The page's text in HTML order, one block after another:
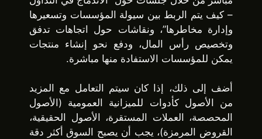
– كيف يتم الربط بين سيولة المؤسسات وتسعيرها
وإدارة مخاطرها”، ونقاشات حول اتجاهات تدفق
وتخصيص رأس المال، ودفع نحو إنشاء منتجات
يمكن للمؤسسات الاستفادة منها مباشرة.
أضف إلى ذلك، إذا كان سيتم التعامل مع المزيد
من الأصول كأدوات للميزانية العمومية (الأصول
المحصصة، العملات المستقرة، الأصول الحقيقية،
القروض المرمزة)، يجب أن يصبح السوق أكثر دقة